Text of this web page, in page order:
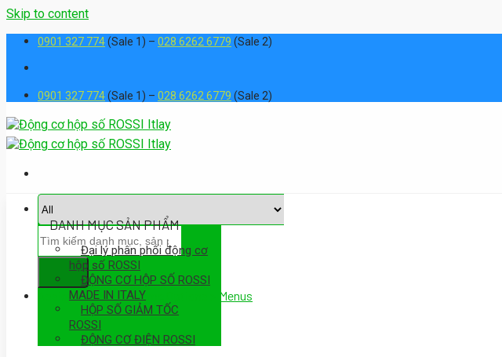
Skip to content
0901 327 774(Sale 1) – 028 6262 6779 (Sale 2)
0901 327 774(Sale 1) – 028 6262 6779 (Sale 2)
Assign a menu in Theme Options > Menus
DANH MỤC SẢN PHẨM
Đại lý phân phối động cơ
hộp số ROSSI
ĐỘNG CƠ HỘP SỐ ROSSI
MADE IN ITALY
HỘP SỐ GIẢM TỐC
ROSSI
ĐỘNG CƠ ĐIỆN ROSSI